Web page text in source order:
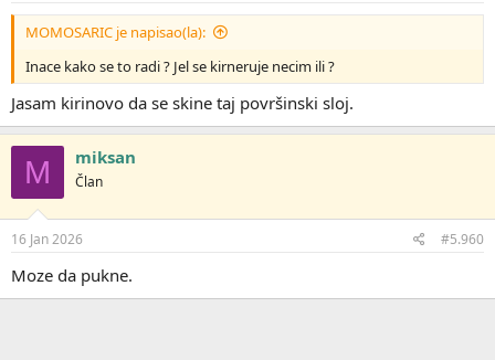
MOMOSARIC je napisao(la):
Inace kako se to radi ? Jel se kirneruje necim ili ?
Jasam kirinovo da se skine taj površinski sloj.
M miksan
Član
16 Jan 2026 #5.960
Moze da pukne.